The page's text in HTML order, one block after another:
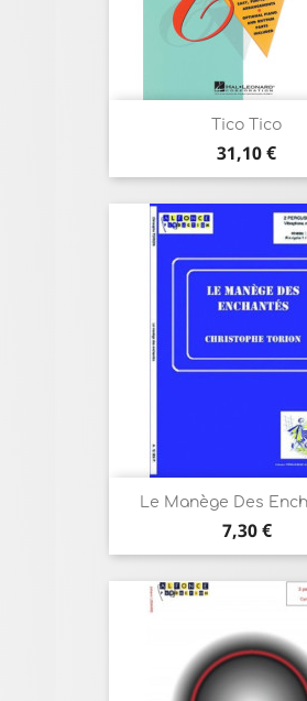
Tico Tico
Prix
31,10 €
Le Manège Des
Prix
7,30 €